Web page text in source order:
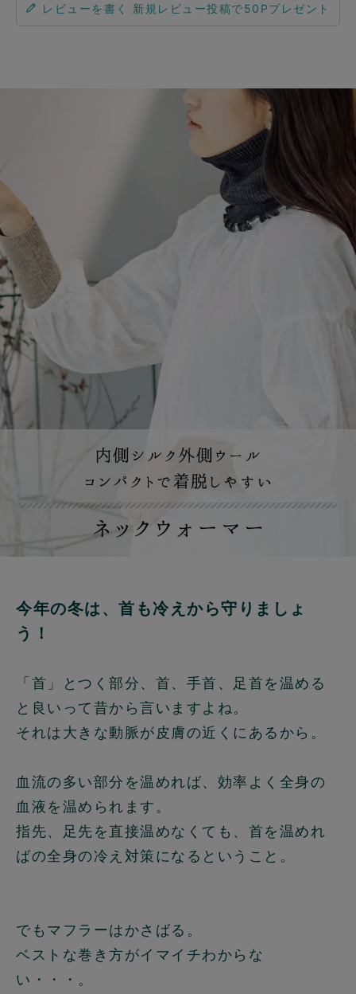
レビューを書く
今年の冬は、首も冷えから守りましょ
う！
「首」とつく部分、首、手首、足首を温める
と良いって昔から言いますよね。
それは大きな動脈が皮膚の近くにあるから。
血流の多い部分を温めれば、効率よく全身の
血液を温められます。
指先、足先を直接温めなくても、首を温めれ
ばの全身の冷え対策になるということ。
でもマフラーはかさばる。
ベストな巻き方がイマイチわからな
い・・・。